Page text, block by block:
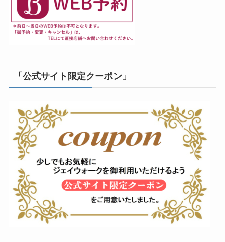
「公式サイト限定クーポン」